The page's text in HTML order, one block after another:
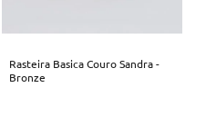
Rasteira Basica Couro Sandra -
Bronze